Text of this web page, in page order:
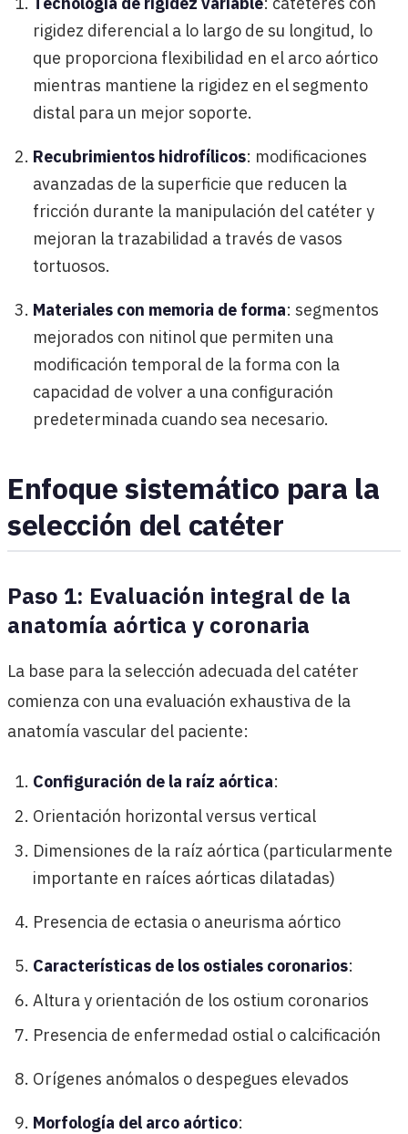
rigidez diferencial a lo largo de su longitud, lo
que proporciona flexibilidad en el arco aórtico
mientras mantiene la rigidez en el segmento
distal para un mejor soporte.
Recubrimientos hidrofílicos: modificaciones
avanzadas de la superficie que reducen la
fricción durante la manipulación del catéter y
mejoran la trazabilidad a través de vasos
tortuosos.
Materiales con memoria de forma: segmentos
mejorados con nitinol que permiten una
modificación temporal de la forma con la
capacidad de volver a una configuración
predeterminada cuando sea necesario.
Enfoque sistemático para la
selección del catéter
Paso 1: Evaluación integral de la
anatomía aórtica y coronaria
La base para la selección adecuada del catéter
comienza con una evaluación exhaustiva de la
anatomía vascular del paciente:
Configuración de la raíz aórtica:
Orientación horizontal versus vertical
Dimensiones de la raíz aórtica (particularmente
importante en raíces aórticas dilatadas)
Presencia de ectasia o aneurisma aórtico
Características de los ostiales coronarios:
Altura y orientación de los ostium coronarios
Presencia de enfermedad ostial o calcificación
Orígenes anómalos o despegues elevados
Morfología del arco aórtico: